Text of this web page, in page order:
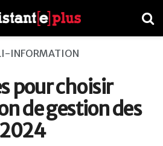
INFORMATION
pour choisir
de gestion des